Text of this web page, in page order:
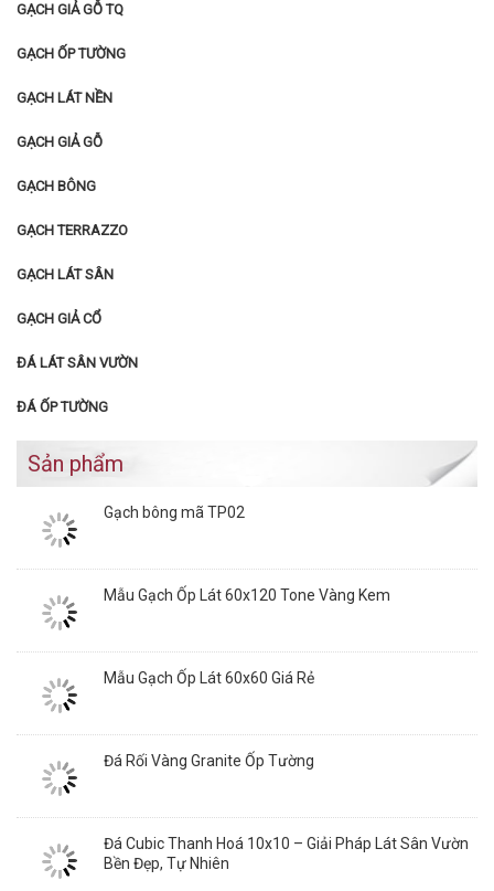
GẠCH GIẢ GỖ TQ
GẠCH ỐP TƯỜNG
GẠCH LÁT NỀN
GẠCH GIẢ GỖ
GẠCH BÔNG
GẠCH TERRAZZO
GẠCH LÁT SÂN
GẠCH GIẢ CỔ
ĐÁ LÁT SÂN VƯỜN
ĐÁ ỐP TƯỜNG
Sản phẩm
Gạch bông mã TP02
Mẫu Gạch Ốp Lát 60x120 Tone Vàng Kem
Mẫu Gạch Ốp Lát 60x60 Giá Rẻ
Đá Rối Vàng Granite Ốp Tường
Đá Cubic Thanh Hoá 10x10 – Giải Pháp Lát Sân Vườn
Bền Đẹp, Tự Nhiên